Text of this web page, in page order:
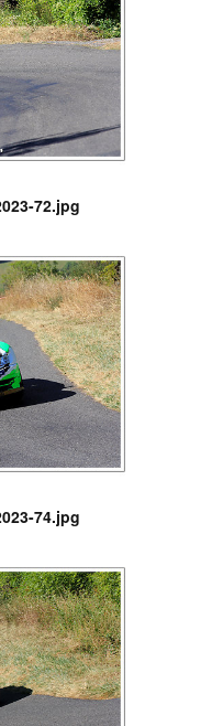
72.jpg
74.jpg